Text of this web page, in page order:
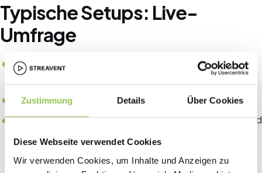
Zustimmung Details Über Cookies
Diese Webseite verwendet Cookies
Wir verwenden Cookies, um Inhalte und Anzeigen zu
Typische Setups: Live-
Umfrage
Ein Registrierungsweg mit Ticket-Typen für Vor-Ort,
Virtual oder beides
Eigene Online-Moderation parallel zur Hauptbühne
Einheitliches Anwesenheits-Reporting über Check-in und